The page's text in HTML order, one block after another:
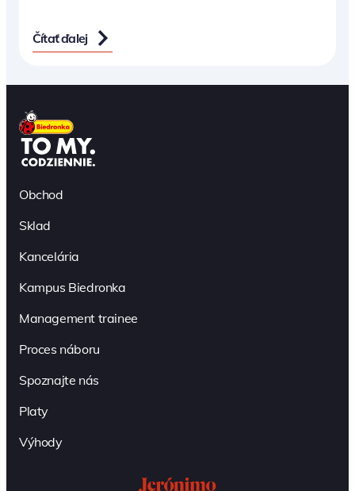
Čítať ďalej
Obchod
Sklad
Kancelária
Kampus Biedronka
Management trainee
Proces náboru
Spoznajte nás
Platy
Výhody